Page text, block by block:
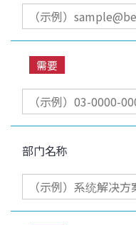
需要
部门名称